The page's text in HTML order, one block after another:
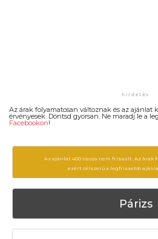
Az árak folyamatosan változnak és az ajánlat
érvényesek. Döntsd gyorsan. Ne maradj le a
Facebookon!
Az ajánlat 400 napja nem frissült. Az árak
ezért célszerű a legfrissebb
Párizs